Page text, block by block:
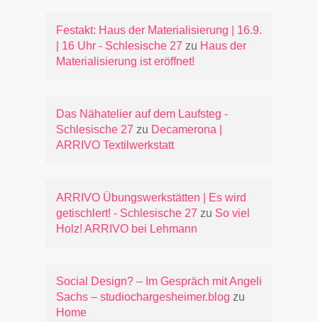
Festakt: Haus der Materialisierung | 16.9.
| 16 Uhr - Schlesische 27 zu Haus der
Materialisierung ist eröffnet!
Das Nähatelier auf dem Laufsteg -
Schlesische 27 zu Decamerona |
ARRIVO Textilwerkstatt
ARRIVO Übungswerkstätten | Es wird
getischlert! - Schlesische 27 zu So viel
Holz! ARRIVO bei Lehmann
Social Design? – Im Gespräch mit Angeli
Sachs – studiochargesheimer.blog zu
Home